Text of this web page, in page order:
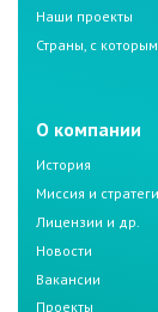
Наши проекты
Страны, с
О компании
История
Миссия и
Лицензии и др.
Новости
Вакансии
Проекты